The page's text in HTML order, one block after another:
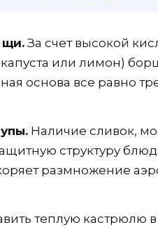
щи. За счет высокой
или лимон)
основа все равно
Наличие сливок,
структуру
размножение
теплую кастрюлю